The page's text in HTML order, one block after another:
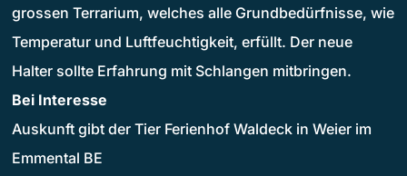
grossen Terrarium, welches alle Grundbedürfnisse, wie
Temperatur und Luftfeuchtigkeit, erfüllt. Der neue
Halter sollte Erfahrung mit Schlangen mitbringen.
Bei Interesse
Auskunft gibt der Tier Ferienhof Waldeck in Weier im
Emmental BE